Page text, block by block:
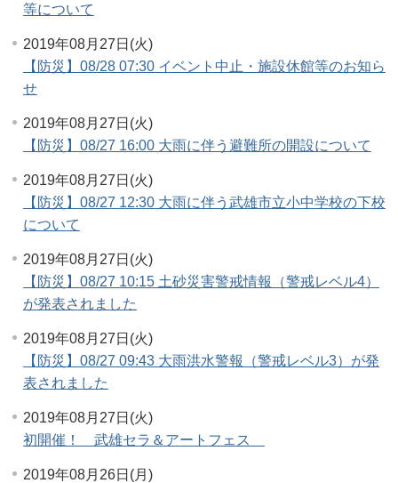
等について
2019年08月27日(火)
【防災】08/28 07:30 イベント中止・施設休館等のお知ら
せ
2019年08月27日(火)
【防災】08/27 16:00 大雨に伴う避難所の開設について
2019年08月27日(火)
【防災】08/27 12:30 大雨に伴う武雄市立小中学校の下校
について
2019年08月27日(火)
【防災】08/27 10:15 土砂災害警戒情報（警戒レベル4）
が発表されました
2019年08月27日(火)
【防災】08/27 09:43 大雨洪水警報（警戒レベル3）が発
表されました
2019年08月27日(火)
初開催！ 武雄セラ＆アートフェス
2019年08月26日(月)